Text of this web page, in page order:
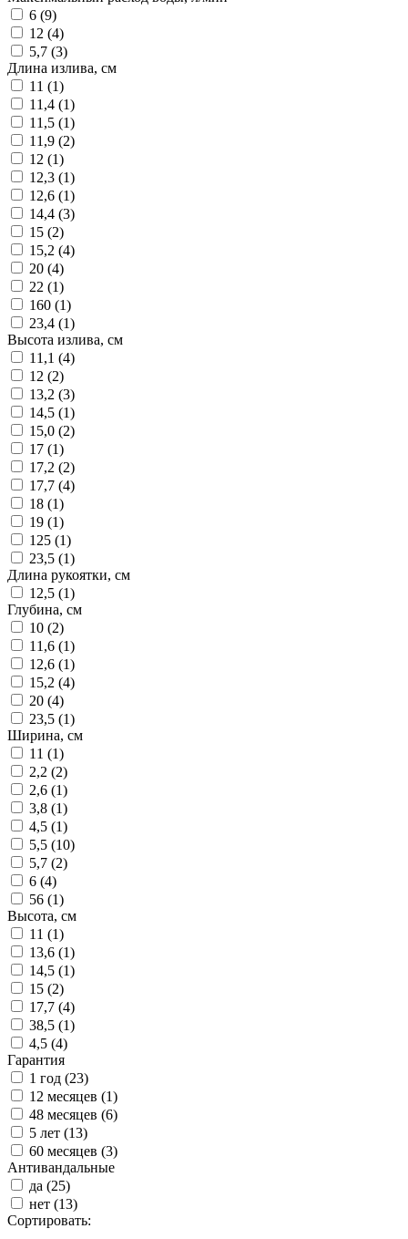
6 (9)
12 (4)
5,7 (3)
Длина излива, см
11 (1)
11,4 (1)
11,5 (1)
11,9 (2)
12 (1)
12,3 (1)
12,6 (1)
14,4 (3)
15 (2)
15,2 (4)
20 (4)
22 (1)
160 (1)
23,4 (1)
Высота излива, см
11,1 (4)
12 (2)
13,2 (3)
14,5 (1)
15,0 (2)
17 (1)
17,2 (2)
17,7 (4)
18 (1)
19 (1)
125 (1)
23,5 (1)
Длина рукоятки, см
12,5 (1)
Глубина, см
10 (2)
11,6 (1)
12,6 (1)
15,2 (4)
20 (4)
23,5 (1)
Ширина, см
11 (1)
2,2 (2)
2,6 (1)
3,8 (1)
4,5 (1)
5,5 (10)
5,7 (2)
6 (4)
56 (1)
Высота, см
11 (1)
13,6 (1)
14,5 (1)
15 (2)
17,7 (4)
38,5 (1)
4,5 (4)
Гарантия
1 год (23)
12 месяцев (1)
48 месяцев (6)
5 лет (13)
60 месяцев (3)
Антивандальные
да (25)
нет (13)
Сортировать: